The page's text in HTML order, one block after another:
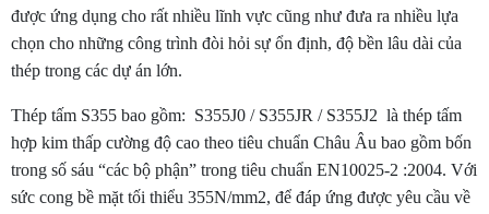
được ứng dụng cho rất nhiều lĩnh vực cũng như đưa ra nhiều lựa
chọn cho những công trình đòi hỏi sự ổn định, độ bền lâu dài của
thép trong các dự án lớn.
Thép tấm S355 bao gồm: S355J0 / S355JR / S355J2 là thép tấm
hợp kim thấp cường độ cao theo tiêu chuẩn Châu Âu bao gồm bốn
trong số sáu “các bộ phận” trong tiêu chuẩn EN10025-2 :2004. Với
sức cong bề mặt tối thiểu 355N/mm2, để đáp ứng được yêu cầu về